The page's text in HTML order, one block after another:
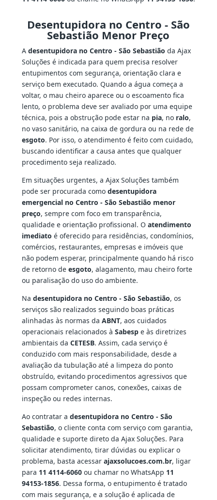
Desentupidora no Centro - São
Sebastião Menor Preço
A desentupidora no Centro - São Sebastião da Ajax
Soluções é indicada para quem precisa resolver
entupimentos com segurança, orientação clara e
serviço bem executado. Quando a água começa a
voltar, o mau cheiro aparece ou o escoamento fica
lento, o problema deve ser avaliado por uma equipe
técnica, pois a obstrução pode estar na pia, no ralo,
no vaso sanitário, na caixa de gordura ou na rede de
esgoto. Por isso, o atendimento é feito com cuidado,
buscando identificar a causa antes que qualquer
procedimento seja realizado.
Em situações urgentes, a Ajax Soluções também
pode ser procurada como desentupidora
emergencial no Centro - São Sebastião menor
preço, sempre com foco em transparência,
qualidade e orientação profissional. O atendimento
imediato é oferecido para residências, condomínios,
comércios, restaurantes, empresas e imóveis que
não podem esperar, principalmente quando há risco
de retorno de esgoto, alagamento, mau cheiro forte
ou paralisação do uso do ambiente.
Na desentupidora no Centro - São Sebastião, os
serviços são realizados seguindo boas práticas
alinhadas às normas da ABNT, aos cuidados
operacionais relacionados à Sabespe às diretrizes
ambientais da CETESB. Assim, cada serviço é
conduzido com mais responsabilidade, desde a
avaliação da tubulação até a limpeza do ponto
obstruído, evitando procedimentos agressivos que
possam comprometer canos, conexões, caixas de
inspeção ou redes internas.
Ao contratar a desentupidora no Centro - São
Sebastião, o cliente conta com serviço com garantia,
qualidade e suporte direto da Ajax Soluções. Para
solicitar atendimento, tirar dúvidas ou explicar o
problema, basta acessar ajaxsolucoes.com.br, ligar
para 11 4114-6060ou chamar no WhatsApp 11
94153-1856. Dessa forma, o entupimento é tratado
com mais segurança, e a solução é aplicada de